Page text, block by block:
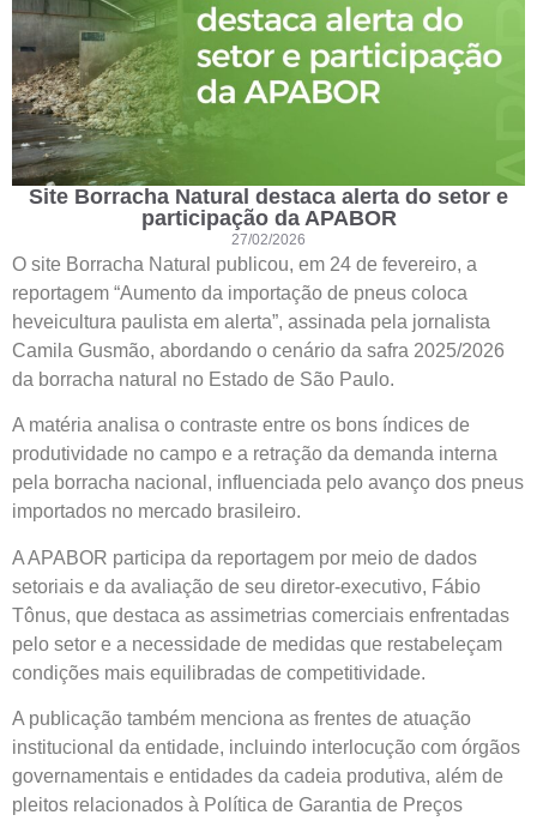
Site Borracha Natural destaca alerta do setor e
participação da APABOR
27/02/2026
O site Borracha Natural publicou, em 24 de fevereiro, a
reportagem “Aumento da importação de pneus coloca
heveicultura paulista em alerta”, assinada pela jornalista
Camila Gusmão, abordando o cenário da safra 2025/2026
da borracha natural no Estado de São Paulo.
A matéria analisa o contraste entre os bons índices de
produtividade no campo e a retração da demanda interna
pela borracha nacional, influenciada pelo avanço dos pneus
importados no mercado brasileiro.
A APABOR participa da reportagem por meio de dados
setoriais e da avaliação de seu diretor-executivo, Fábio
Tônus, que destaca as assimetrias comerciais enfrentadas
pelo setor e a necessidade de medidas que restabeleçam
condições mais equilibradas de competitividade.
A publicação também menciona as frentes de atuação
institucional da entidade, incluindo interlocução com órgãos
governamentais e entidades da cadeia produtiva, além de
pleitos relacionados à Política de Garantia de Preços